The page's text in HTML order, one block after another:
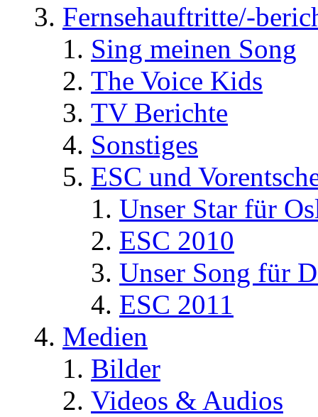
Fernsehauftritte/-
Sing meinen Song
The Voice Kids
TV Berichte
Sonstiges
ESC und
Unser Star für
ESC 2010
Unser Song für
ESC 2011
Medien
Bilder
Videos & Audios